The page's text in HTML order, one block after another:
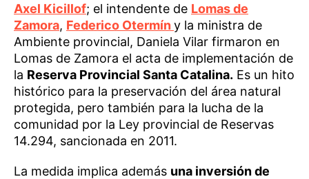
Axel Kicillof; el intendente de Lomas de
Zamora, Federico Otermíny la ministra de
Ambiente provincial, Daniela Vilar firmaron en
Lomas de Zamora el acta de implementación de
la Reserva Provincial Santa Catalina. Es un hito
histórico para la preservación del área natural
protegida, pero también para la lucha de la
comunidad por la Ley provincial de Reservas
14.294, sancionada en 2011.
La medida implica además una inversión de